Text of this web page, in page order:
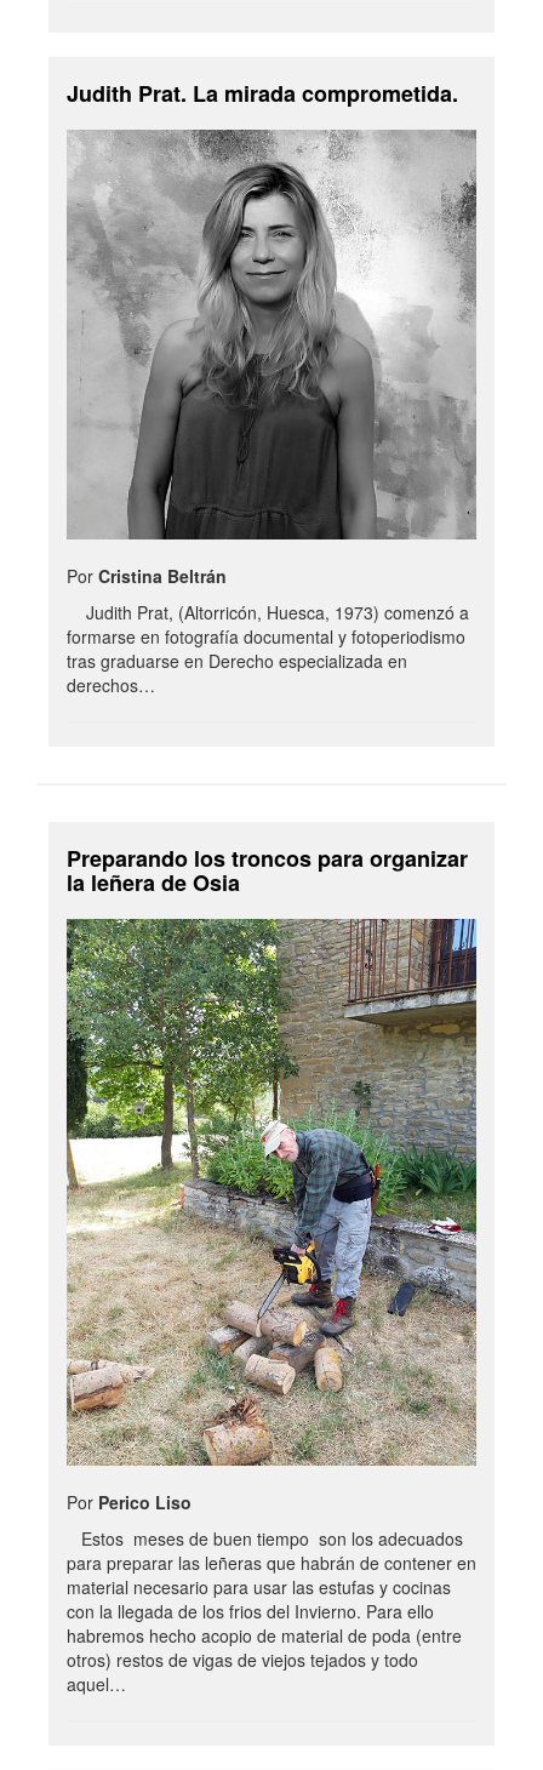
Judith Prat. La mirada comprometida.
Por Cristina Beltrán
Judith Prat, (Altorricón, Huesca, 1973) comenzó a
formarse en fotografía documental y fotoperiodismo
tras graduarse en Derecho especializada en
derechos…
Preparando los troncos para organizar
la leñera de Osia
Por Perico Liso
Estos meses de buen tiempo son los adecuados
para preparar las leñeras que habrán de contener en
material necesario para usar las estufas y cocinas
con la llegada de los frios del Invierno. Para ello
habremos hecho acopio de material de poda (entre
otros) restos de vigas de viejos tejados y todo
aquel…